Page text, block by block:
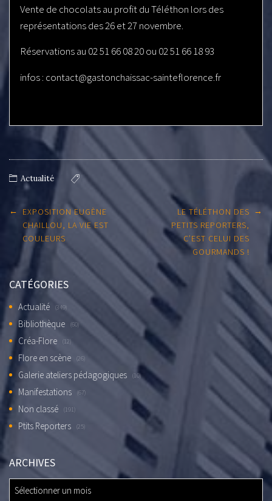
Vente de chocolats au profit du Téléthon lors des
représentations des 26 et 27 novembre.
Réservations au 02 51 66 08 20 ou 02 51 66 18 93
infos : contact@gastonchaissac-sainteflorence.fr
Actualité
Post
navigation
←
EXPOSITION EUGÈNE
CHAILLOU, LA VIE EST
COULEURS
LE TÉLÉTHON DES
PETITS REPORTERS,
C’EST CELUI DES
GOURMANDS !
→
CATÉGORIES
Actualité (349)
Bibliothèque (60)
Créa-Flore (12)
Flore en scène (26)
Galerie ateliers pédagogiques (10)
Manifestations (67)
Non classé (191)
Ptits Reporters (25)
ARCHIVES
ARCHIVES